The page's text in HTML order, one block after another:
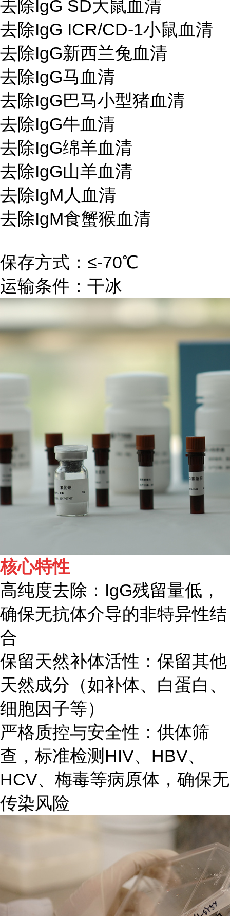
去除IgG SD大鼠血清
去除IgG ICR/CD-1小鼠血清
去除IgG新西兰兔血清
去除IgG马血清
去除IgG巴马小型猪血清
去除IgG牛血清
去除IgG绵羊血清
去除IgG山羊血清
去除IgM人血清
去除IgM食蟹猴血清
保存方式：≤-70℃
运输条件：干冰
核心特性
高纯度去除：IgG残留量低，
确保无抗体介导的非特异性结
合
保留天然补体活性：保留其他
天然成分（如补体、白蛋白、
细胞因子等）
严格质控与安全性：供体筛
查，标准检测HIV、HBV、
HCV、梅毒等病原体，确保无
传染风险